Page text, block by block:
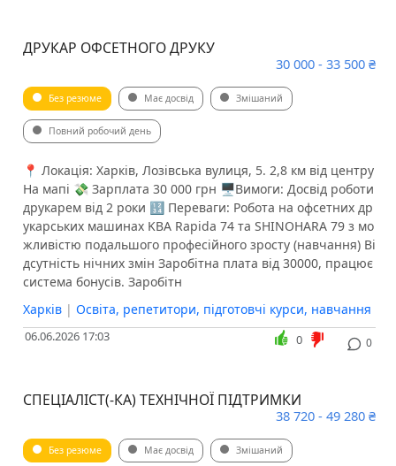
ДРУКАР ОФСЕТНОГО ДРУКУ
30 000 - 33 500 ₴
Без резюме Має досвід Змішаний
Повний робочий день
📍 Локація: Харків, Лозівська вулиця, 5. 2,8 км від центру
На мапі 💸 Зарплата 30 000 грн 🖥Вимоги: Досвід роботи
друкарем від 2 роки 🔢 Переваги: Робота на офсетних др
укарських машинах KBA Rapida 74 та SHINOHARA 79 з мо
жливістю подальшого професійного зросту (навчання) Ві
дсутність нічних змін Заробітна плата від 30000, працює
система бонусів. Заробітн
Харків | Освіта, репетитори, підготовчі курси, навчання
06.06.2026 17:03 0
0
СПЕЦІАЛІСТ(-КА) ТЕХНІЧНОЇ ПІДТРИМКИ
38 720 - 49 280 ₴
Без резюме Має досвід Змішаний